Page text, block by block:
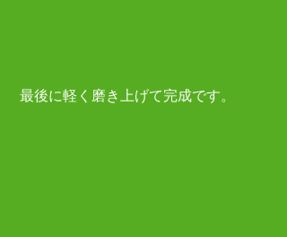
最後に軽く磨き上げて完成です。